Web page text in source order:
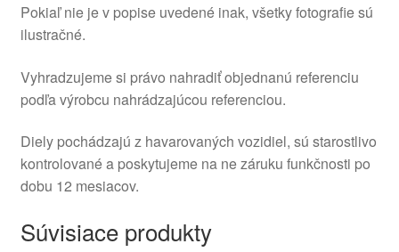
Pokiaľ nie je v popise uvedené inak, všetky fotografie sú
ilustračné.
Vyhradzujeme si právo nahradiť objednanú referenciu
podľa výrobcu nahrádzajúcou referenciou.
Diely pochádzajú z havarovaných vozidiel, sú starostlivo
kontrolované a poskytujeme na ne záruku funkčnosti po
dobu 12 mesiacov.
Súvisiace produkty